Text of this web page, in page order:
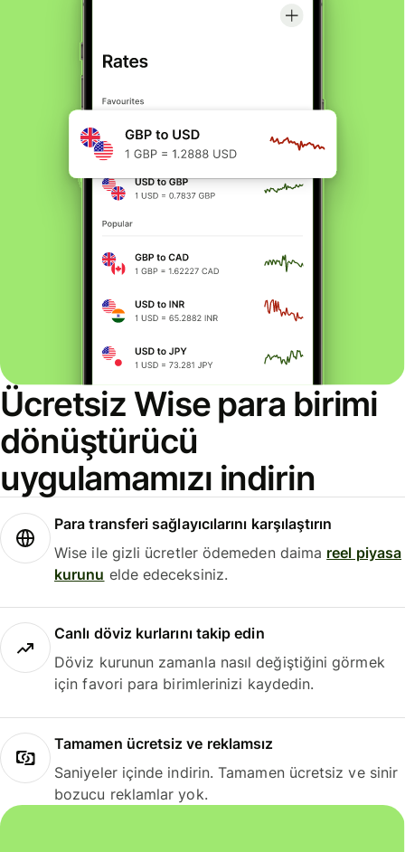
Ücretsiz Wise para birimi
dönüştürücü
uygulamamızı indirin
Para transferi sağlayıcılarını karşılaştırın
Wise ile gizli ücretler ödemeden daima reel piyasa
kurunu elde edeceksiniz.
Canlı döviz kurlarını takip edin
Döviz kurunun zamanla nasıl değiştiğini görmek
için favori para birimlerinizi kaydedin.
Tamamen ücretsiz ve reklamsız
Saniyeler içinde indirin. Tamamen ücretsiz ve sinir
bozucu reklamlar yok.